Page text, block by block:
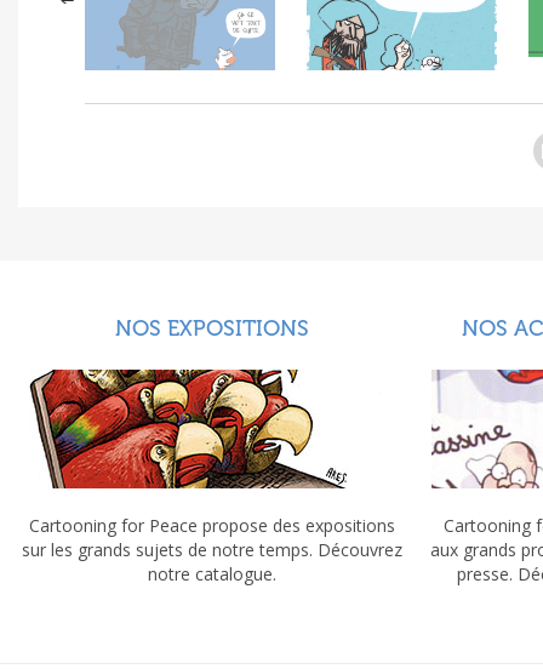
NOS EXPOSITIONS
Cartooning for Peace propose des expositions
sur les grands sujets de notre temps. Découvrez
notre catalogue.
NOS
Cartooning
aux grands
presse.